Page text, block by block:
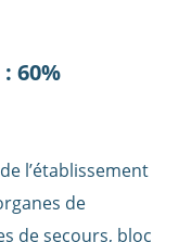
: 60%
l’établissement
de
de secours, bloc